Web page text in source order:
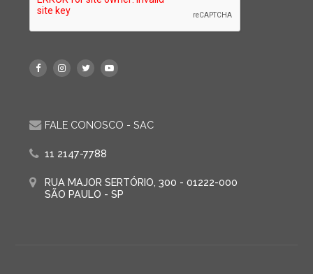
FALE CONOSCO - SAC
11 2147-7788
RUA MAJOR SERTÓRIO, 300 - 01222-000
SÃO PAULO - SP